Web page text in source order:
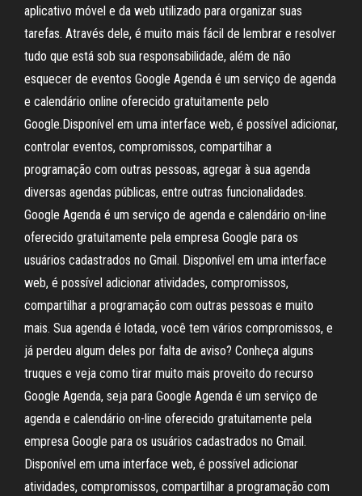
aplicativo móvel e da web utilizado para organizar suas
tarefas. Através dele, é muito mais fácil de lembrar e resolver
tudo que está sob sua responsabilidade, além de não
esquecer de eventos Google Agenda é um serviço de agenda
e calendário online oferecido gratuitamente pelo
Google.Disponível em uma interface web, é possível adicionar,
controlar eventos, compromissos, compartilhar a
programação com outras pessoas, agregar à sua agenda
diversas agendas públicas, entre outras funcionalidades.
Google Agenda é um serviço de agenda e calendário on-line
oferecido gratuitamente pela empresa Google para os
usuários cadastrados no Gmail. Disponível em uma interface
web, é possível adicionar atividades, compromissos,
compartilhar a programação com outras pessoas e muito
mais. Sua agenda é lotada, você tem vários compromissos, e
já perdeu algum deles por falta de aviso? Conheça alguns
truques e veja como tirar muito mais proveito do recurso
Google Agenda, seja para Google Agenda é um serviço de
agenda e calendário on-line oferecido gratuitamente pela
empresa Google para os usuários cadastrados no Gmail.
Disponível em uma interface web, é possível adicionar
atividades, compromissos, compartilhar a programação com